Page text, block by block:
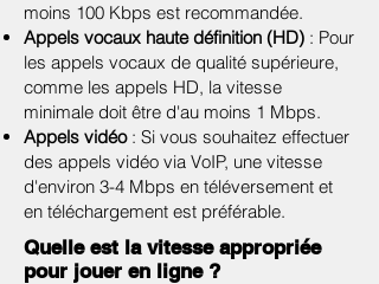
moins 100 Kbps est recommandée.
Appels vocaux haute définition (HD) : Pour
les appels vocaux de qualité supérieure,
comme les appels HD, la vitesse
minimale doit être d'au moins 1 Mbps.
Appels vidéo: Si vous souhaitez effectuer
des appels vidéo via VoIP, une vitesse
d'environ 3-4 Mbps en téléversement et
en téléchargement est préférable.
Quelle est la vitesse appropriée
pour jouer en ligne ?